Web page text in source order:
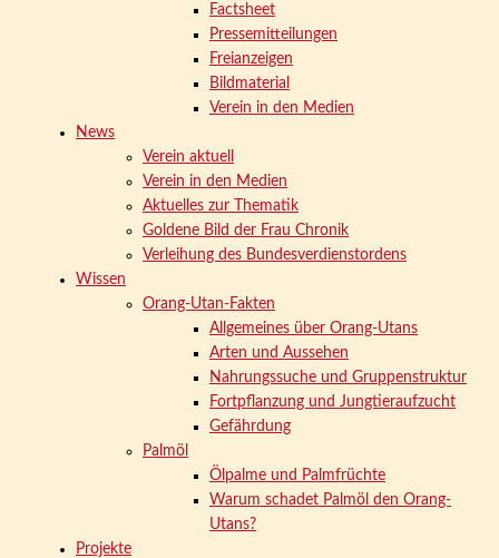
Factsheet
Pressemitteilungen
Freianzeigen
Bildmaterial
Verein in den Medien
News
Verein aktuell
Verein in den Medien
Aktuelles zur Thematik
Goldene Bild der Frau Chronik
Verleihung des Bundesverdienstordens
Wissen
Orang-Utan-Fakten
Allgemeines über Orang-Utans
Arten und Aussehen
Nahrungssuche und Gruppenstruktur
Fortpflanzung und Jungtieraufzucht
Gefährdung
Palmöl
Ölpalme und Palmfrüchte
Warum schadet Palmöl den Orang-
Utans?
Projekte